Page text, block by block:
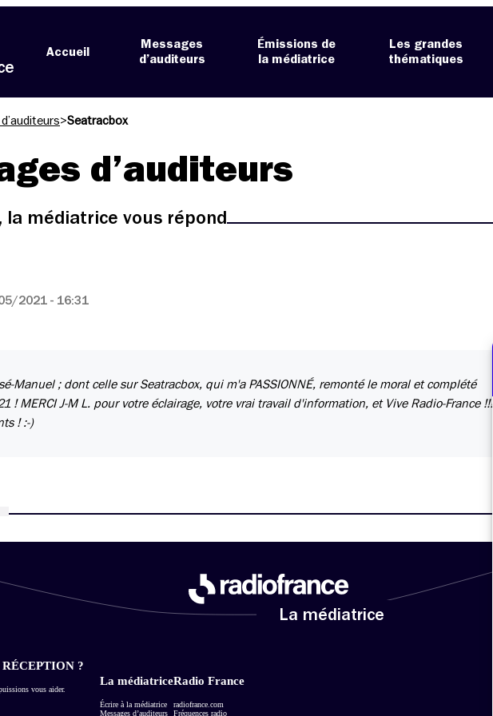
Accueil
Messages
d’auditeurs
Émissions de
la médiatrice
Les grandes
thématiques
>Seatracbox
d’auditeurs
la médiatrice vous répond
2021 - 16:31
Manuel ; dont celle sur Seatracbox, qui m'a PASSIONNÉ, remonté le moral et complété
! MERCI J-M L. pour votre éclairage, votre vrai travail d'information, et Vive Radio-France !!!
! :-)
La médiatrice
?
vous aider.
La médiatrice
Écrire à la médiatrice
Messages d’auditeurs
Radio France
radiofrance.com
Fréquences radio